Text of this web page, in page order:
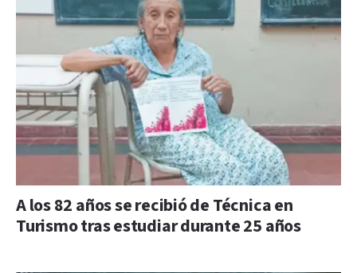
A los 82 años se recibió de Técnica en
Turismo tras estudiar durante 25 años